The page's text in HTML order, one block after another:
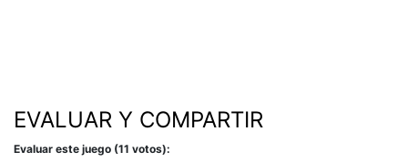
EVALUAR Y COMPARTIR
Evaluar este juego (11 votos):